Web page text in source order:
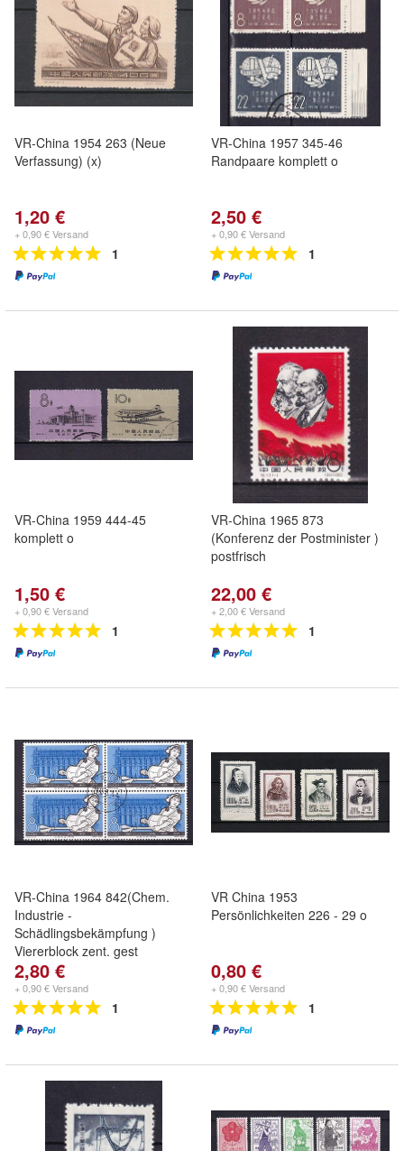
VR-China 1954 263 (Neue
Verfassung) (x)
1,20 €
+ 0,90 € Versand
1
VR-China 1957 345-46
Randpaare komplett o
2,50 €
+ 0,90 € Versand
1
VR-China 1959 444-45
komplett o
1,50 €
+ 0,90 € Versand
1
VR-China 1965 873
(Konferenz der Postminister )
postfrisch
22,00 €
+ 2,00 € Versand
1
VR-China 1964 842(Chem.
Industrie -
Schädlingsbekämpfung )
Viererblock zent. gest
2,80 €
+ 0,90 € Versand
1
VR China 1953
Persönlichkeiten 226 - 29 o
0,80 €
+ 0,90 € Versand
1